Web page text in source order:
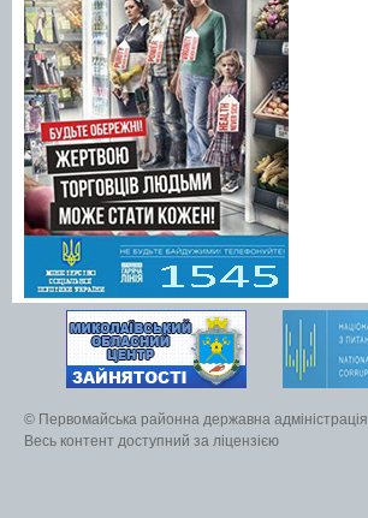
© Первомайська районна державна адміністрація
Весь контент доступний за ліцензією